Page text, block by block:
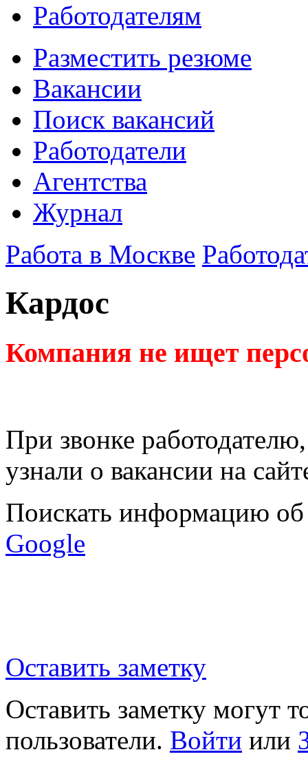
Работодателям
Разместить резюме
Вакансии
Поиск вакансий
Работодатели
Агентства
Журнал
Работа в Москве
Кардос
Компания не ищет
При звонке
узнали о вакансии на
Поискать информацию
Google
Оставить заметку
Оставить заметку могут
пользователи. Войти или